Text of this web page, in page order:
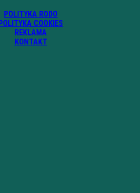
POLITYKA RODO
COOKIES
REKLAMA
KONTAKT